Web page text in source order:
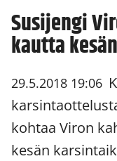
Susijengi
kautta
29.5.2018 19:06
kohtaa Viron
kesän